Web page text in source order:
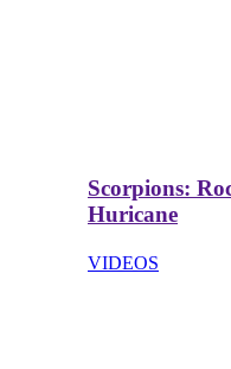
Scorpions:
Huricane
VIDEOS